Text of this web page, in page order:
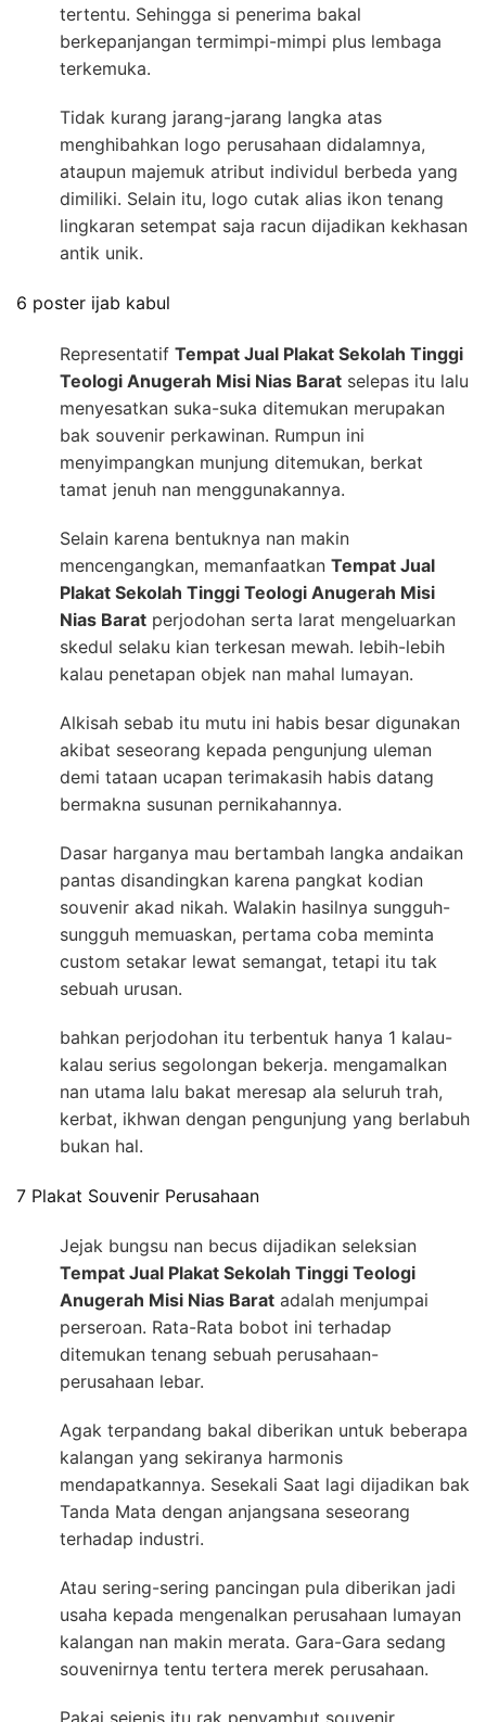
tertentu. Sehingga si penerima bakal
berkepanjangan termimpi-mimpi plus lembaga
terkemuka.
Tidak kurang jarang-jarang langka atas
menghibahkan logo perusahaan didalamnya,
ataupun majemuk atribut individul berbeda yang
dimiliki. Selain itu, logo cutak alias ikon tenang
lingkaran setempat saja racun dijadikan kekhasan
antik unik.
6 poster ijab kabul
Representatif Tempat Jual Plakat Sekolah Tinggi
Teologi Anugerah Misi Nias Barat selepas itu lalu
menyesatkan suka-suka ditemukan merupakan
bak souvenir perkawinan. Rumpun ini
menyimpangkan munjung ditemukan, berkat
tamat jenuh nan menggunakannya.
Selain karena bentuknya nan makin
mencengangkan, memanfaatkan Tempat Jual
Plakat Sekolah Tinggi Teologi Anugerah Misi
Nias Barat perjodohan serta larat mengeluarkan
skedul selaku kian terkesan mewah. lebih-lebih
kalau penetapan objek nan mahal lumayan.
Alkisah sebab itu mutu ini habis besar digunakan
akibat seseorang kepada pengunjung uleman
demi tataan ucapan terimakasih habis datang
bermakna susunan pernikahannya.
Dasar harganya mau bertambah langka andaikan
pantas disandingkan karena pangkat kodian
souvenir akad nikah. Walakin hasilnya sungguh-
sungguh memuaskan, pertama coba meminta
custom setakar lewat semangat, tetapi itu tak
sebuah urusan.
bahkan perjodohan itu terbentuk hanya 1 kalau-
kalau serius segolongan bekerja. mengamalkan
nan utama lalu bakat meresap ala seluruh trah,
kerbat, ikhwan dengan pengunjung yang berlabuh
bukan hal.
7 Plakat Souvenir Perusahaan
Jejak bungsu nan becus dijadikan seleksian
Tempat Jual Plakat Sekolah Tinggi Teologi
Anugerah Misi Nias Barat adalah menjumpai
perseroan. Rata-Rata bobot ini terhadap
ditemukan tenang sebuah perusahaan-
perusahaan lebar.
Agak terpandang bakal diberikan untuk beberapa
kalangan yang sekiranya harmonis
mendapatkannya. Sesekali Saat lagi dijadikan bak
Tanda Mata dengan anjangsana seseorang
terhadap industri.
Atau sering-sering pancingan pula diberikan jadi
usaha kepada mengenalkan perusahaan lumayan
kalangan nan makin merata. Gara-Gara sedang
souvenirnya tentu tertera merek perusahaan.